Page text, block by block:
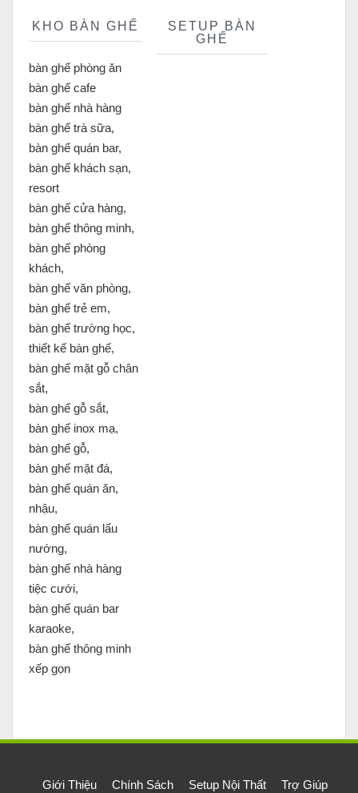
KHO BÀN GHẾ
bàn ghế phòng ăn
bàn ghế cafe
bàn ghế nhà hàng
bàn ghế trà sữa,
bàn ghế quán bar,
bàn ghế khách sạn,
resort
bàn ghế cửa hàng,
bàn ghế thông minh,
bàn ghế phòng
khách,
bàn ghế văn phòng,
bàn ghế trẻ em,
bàn ghế trường học,
thiết kế bàn ghế,
bàn ghế mặt gỗ chân
sắt,
bàn ghế gỗ sắt,
bàn ghế inox mạ,
bàn ghế gỗ,
bàn ghế mặt đá,
bàn ghế quán ăn,
nhậu,
bàn ghế quán lẩu
nướng,
bàn ghế nhà hàng
tiệc cưới,
bàn ghế quán bar
karaoke,
bàn ghế thông minh
xếp gọn
SETUP BÀN
GHẾ
Giới Thiệu Chính Sách Setup Nội Thất Trợ Giúp